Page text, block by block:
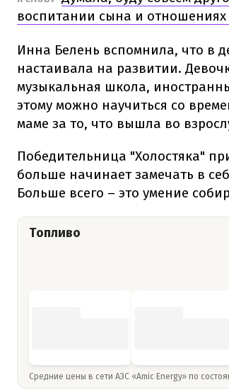
воспитании сына и отношениях
Инна Белень вспомнила, что в
настаивала на развитии.
музыкальная школа,
этому можно научиться со
маме за то, что вышла во
Победительница "Холостяка"
больше начинает замечать в
Больше всего – это умение
Топливо
Средние цены в сети АЗС «Amic Energy» по